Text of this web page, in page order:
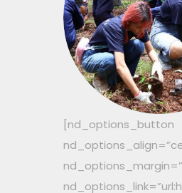
[nd_options_button